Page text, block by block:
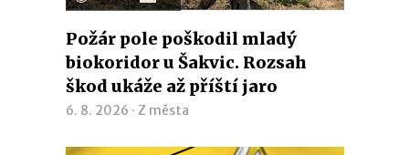
Požár pole poškodil mladý
biokoridor u Šakvic. Rozsah
škod ukáže až příští jaro
6. 8. 2026 · Z města